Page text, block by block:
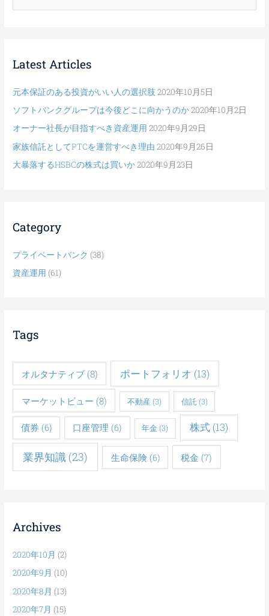
索
:Latest Articles
元本保証のある投資がいい人の選択肢 2020年10月5日
ソフトバンクグループは今後どこに向かうのか2020年10月2日
オーナー社長が目指すべき資産運用 2020年9月29日
家族信託としてPTCを運営すべき理由 2020年9月26日
大暴落するHSBCの株式は買いか2020年9月23日
Category
プライベートバンク (38)
資産運用 (61)
Tags
オルタナティブ(8) ポートフォリオ (13)
マーケットビュー (8) 不動産 (3) 信託 (3)
債券 (6) 口座管理 (6) 年金 (3) 株式(13)
業界知識 (23) 生命保険(6) 税金 (7)
Archives
2020年10月 (2)
2020年9月 (10)
2020年8月 (13)
2020年7月 (15)